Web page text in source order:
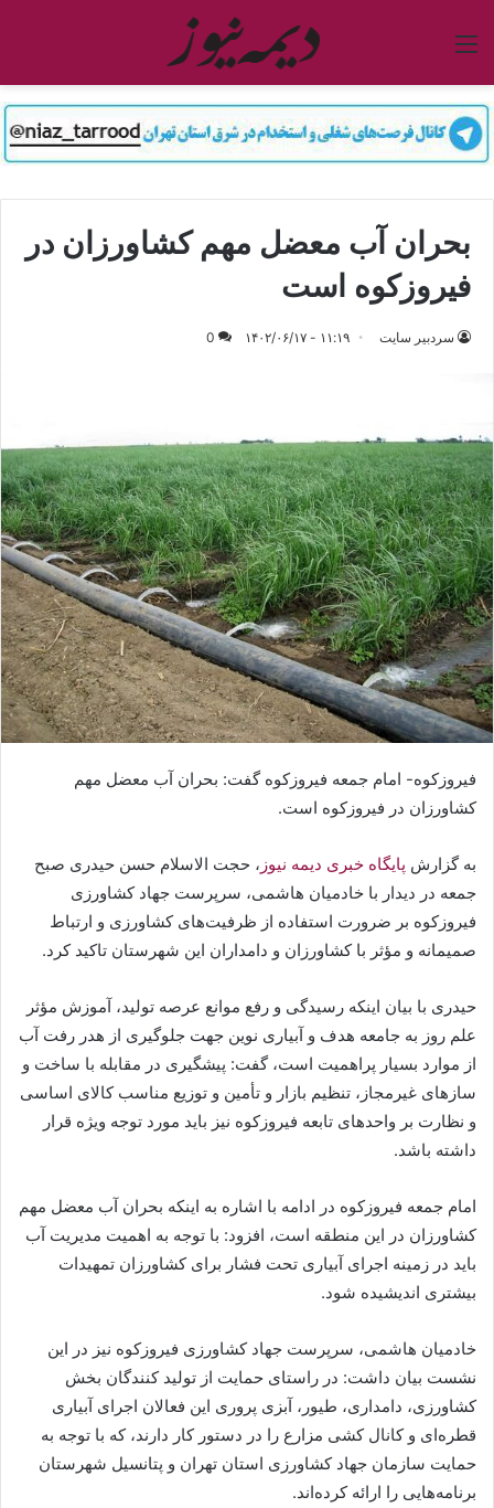
منو
بحران آب معضل مهم کشاورزان در
فیروزکوه است
سردبیر سایت ۱۱:۱۹ - ۱۴۰۲/۰۶/۱۷ 0
فیروزکوه- امام جمعه فیروزکوه گفت: بحران آب معضل مهم
کشاورزان در فیروزکوه است.
به گزارش پایگاه خبری دیمه نیوز ، حجت الاسلام حسن حیدری صبح
جمعه در دیدار با خادمیان هاشمی، سرپرست جهاد کشاورزی
فیروزکوه بر ضرورت استفاده از ظرفیت‌های کشاورزی و ارتباط
صمیمانه و مؤثر با کشاورزان و دامداران این شهرستان تاکید کرد.
حیدری با بیان اینکه رسیدگی و رفع موانع عرصه تولید، آموزش مؤثر
علم روز به جامعه هدف و آبیاری نوین جهت جلوگیری از هدر رفت آب
از موارد بسیار پراهمیت است، گفت: پیشگیری در مقابله با ساخت و
سازهای غیرمجاز، تنظیم بازار و تأمین و توزیع مناسب کالای اساسی
و نظارت بر واحدهای تابعه فیروزکوه نیز باید مورد توجه ویژه قرار
داشته باشد.
امام جمعه فیروزکوه در ادامه با اشاره به اینکه بحران آب معضل مهم
کشاورزان در این منطقه است، افزود: با توجه به اهمیت مدیریت آب
باید در زمینه اجرای آبیاری تحت فشار برای کشاورزان تمهیدات
بیشتری اندیشیده شود.‌
خادمیان هاشمی، سرپرست جهاد کشاورزی فیروزکوه نیز در این
نشست بیان داشت: در راستای حمایت از تولید کنندگان بخش
کشاورزی، دامداری، طیور، آبزی پروری این فعالان اجرای آبیاری
قطره‌ای و کانال کشی مزارع را در دستور کار دارند، که با توجه به
حمایت سازمان جهاد کشاورزی استان تهران و پتانسیل شهرستان
برنامه‌هایی را ارائه کرده‌اند.